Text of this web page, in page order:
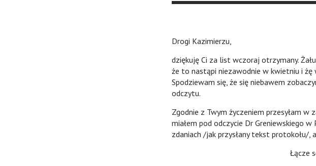
Drogi Kazimierzu,
dziękuję Ci za list wczoraj otrzymany.
że to nastąpi niezawodnie w kwietniu i żę
Spodziewam się, że się niebawem
odczytu.
Zgodnie z Twym życzeniem przesyłam w
miałem pod odczycie Dr Greniewskiego
zdaniach /jak przysłany tekst protokołu/,
Łącze